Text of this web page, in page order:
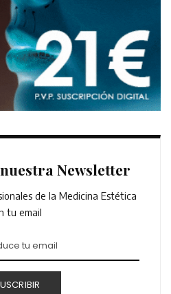
Newsletter
de la Medicina Estética
tu email